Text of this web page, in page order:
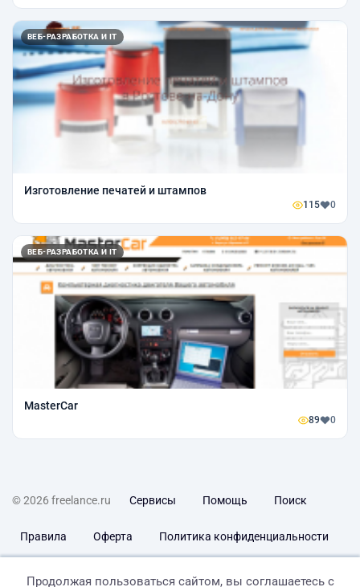
ВЕБ-РАЗРАБОТКА И IT
Изготовление печатей и штампов
115 0
ВЕБ-РАЗРАБОТКА И IT
MasterCar
89 0
© 2026 freelance.ru Сервисы Помощь Поиск
Правила Оферта Политика конфиденциальности
Продолжая пользоваться сайтом, вы соглашаетесь с